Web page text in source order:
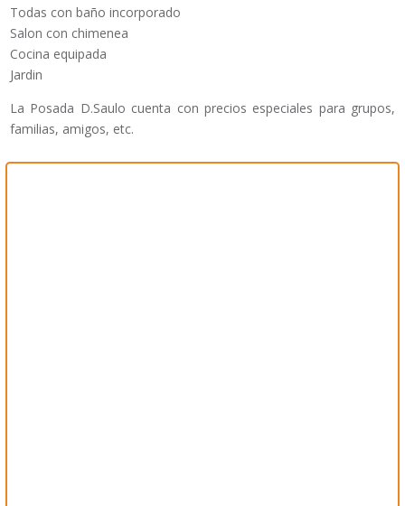
Todas con baño incorporado
Salon con chimenea
Cocina equipada
Jardin
La Posada D.Saulo cuenta con precios especiales para grupos,
familias, amigos, etc.